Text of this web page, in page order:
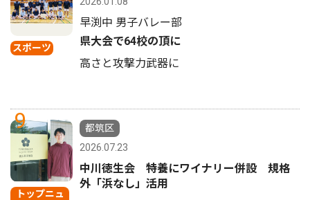
スポーツ
早渕中 男子バレー部
県大会で64校の頂に
高さと攻撃力武器に
9
トップニュ
都筑区
2026.07.23
中川徳生会 特養にワイナリー併設 規格
外「浜なし」活用